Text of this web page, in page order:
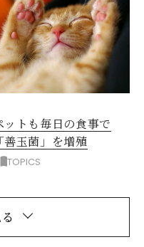
ットも毎日の食事で
「善玉菌」を増殖
TOPICS